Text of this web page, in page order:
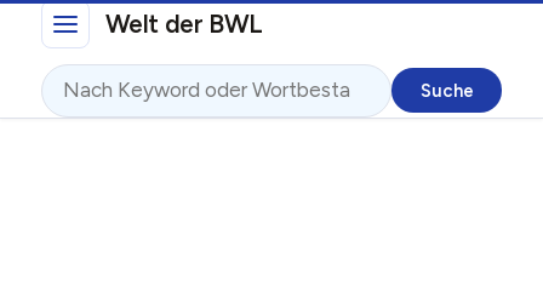
Direkt zum InhaltWelt der BWL
Suche